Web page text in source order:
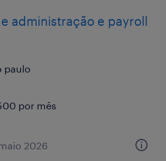
administração e payroll
paulo
por mês
2026